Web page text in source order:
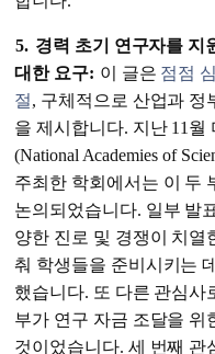
5. 경력 초기 연구자를 지
대한 요구: 이 글은 점점
절, 구체적으로 산업과 정
을 제시합니다. 지난 11월
(National Academies of
주최한 학회에서는 이 두
논의되었습니다. 일부 발
양한 진로 및 경쟁이 치열
춰 학생들을 준비시키는
했습니다. 또 다른 관심사
부가 연구 자금 조달을 위
것이었습니다. 세 번째 관